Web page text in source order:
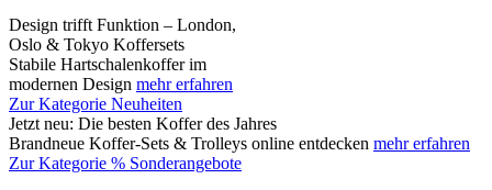
Design trifft Funktion – London,
Oslo & Tokyo Koffersets
Stabile Hartschalenkoffer im
modernen Design mehr erfahren
Zur Kategorie Neuheiten
Jetzt neu: Die besten Koffer des Jahres
Brandneue Koffer-Sets & Trolleys online entdecken mehr erfahren
Zur Kategorie % Sonderangebote